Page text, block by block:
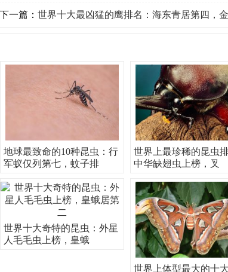
下一篇： 世界十大最凶猛的鹰排名：海东青居第四，金雕夺得
地球最致命的10种昆虫：行
军蚁仅列第七，蚊子排
世界上最珍稀的昆虫
中华缺翅虫上榜，叉
世界十大奇特的昆虫：外星
人毛毛虫上榜，皇蛾
世界上体型最大的十